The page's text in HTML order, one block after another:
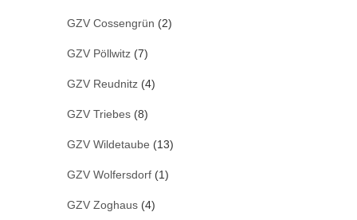
GZV Cossengrün (2)
GZV Pöllwitz (7)
GZV Reudnitz (4)
GZV Triebes (8)
GZV Wildetaube (13)
GZV Wolfersdorf (1)
GZV Zoghaus (4)